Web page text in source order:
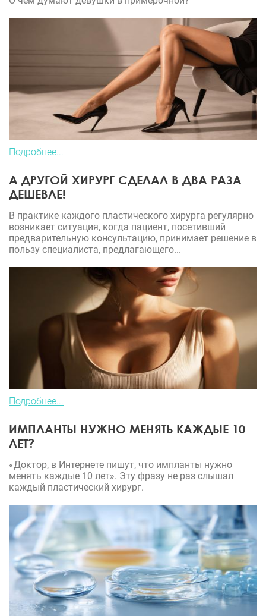
Подробнее...
А ДРУГОЙ ХИРУРГ СДЕЛАЛ В ДВА РАЗА
ДЕШЕВЛЕ!
В практике каждого пластического хирурга регулярно
возникает ситуация, когда пациент, посетивший
предварительную консультацию, принимает решение в
пользу специалиста, предлагающего...
Подробнее...
ИМПЛАНТЫ НУЖНО МЕНЯТЬ КАЖДЫЕ 10
ЛЕТ?
«Доктор, в Интернете пишут, что импланты нужно
менять каждые 10 лет». Эту фразу не раз слышал
каждый пластический хирург.